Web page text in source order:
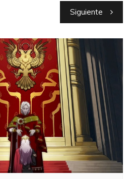
Siguiente